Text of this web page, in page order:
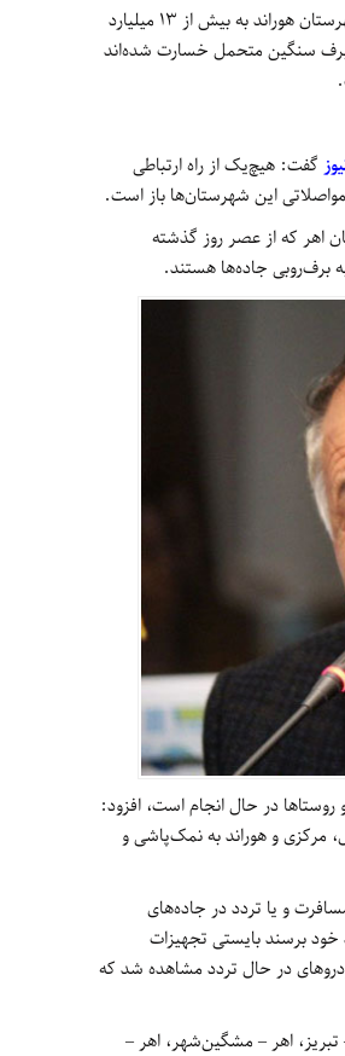
فریادخواه در پایان با تأکید بر اینکه خسارت سرمازدگی درگذشته به باغات شهرستان هوراند به بیش از ۱۳ میلیارد
برف سنگین متحمل خسارت شده‌اند
گفت: هیچ‌یک از راه ارتباطی
این شهرستان‌ها باز است.
اهر که از عصر روز گذشته
برف‌روبی جاده‌ها هستند.
در حال انجام است، افزود:
مرکزی و هوراند به نمک‌پاشی و
و یا تردد در جاده‌های
برسند بایستی تجهیزات
در حال تردد مشاهده شد که
اهر – مشگین‌شهر، اهر –